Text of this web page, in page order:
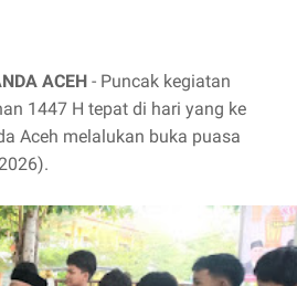
ACEH - Puncak kegiatan
1447 H tepat di hari yang ke
Aceh melalukan buka puasa